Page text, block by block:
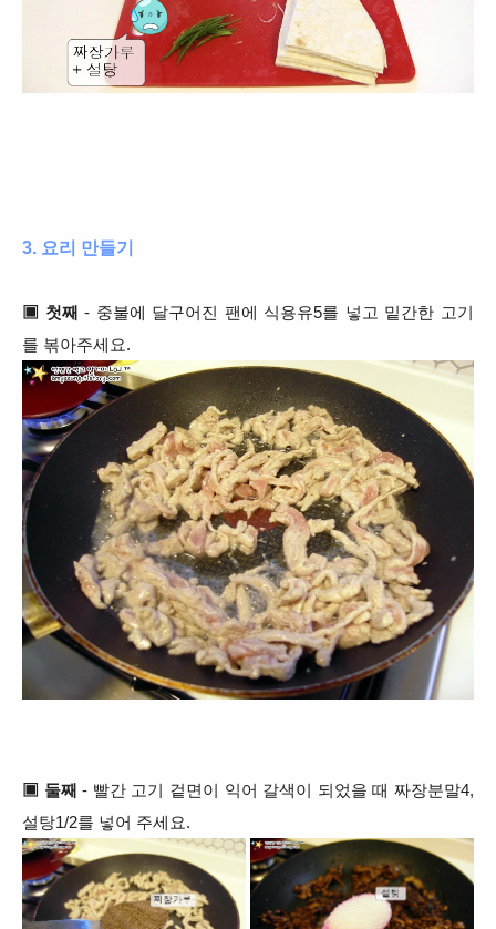
3. 요리 만들기
▣ 첫째 - 중불에 달구어진 팬에 식용유5를 넣고 밑간한 고기
를 볶아주세요.
▣ 둘째 - 빨간 고기 겉면이 익어 갈색이 되었을 때 짜장분말4,
설탕1/2를 넣어 주세요.